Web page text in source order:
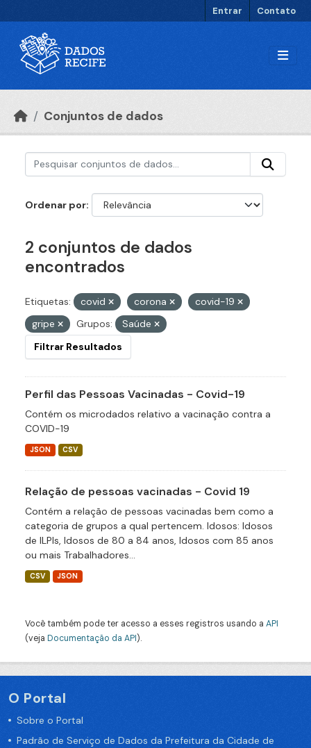
Entrar Contato
Conjuntos de dados
Ordenar por
2 conjuntos de dados
encontrados
Etiquetas: covid corona
covid-19
gripe
Grupos:
Saúde
Filtrar Resultados
Perfil das Pessoas Vacinadas - Covid-19
Contém os microdados relativo a vacinação contra a
COVID-19
JSON CSV
Relação de pessoas vacinadas - Covid 19
Contém a relação de pessoas vacinadas bem como a
categoria de grupos a qual pertencem. Idosos: Idosos
de ILPIs, Idosos de 80 a 84 anos, Idosos com 85 anos
ou mais Trabalhadores...
CSV JSON
Você também pode ter acesso a esses registros usando a API
(veja Documentação da API).
O Portal
Sobre o Portal
Padrão de Serviço de Dados da Prefeitura da Cidade de